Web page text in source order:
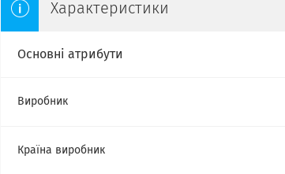
Характеристики
Основні атрибути
Виробник
Країна виробник